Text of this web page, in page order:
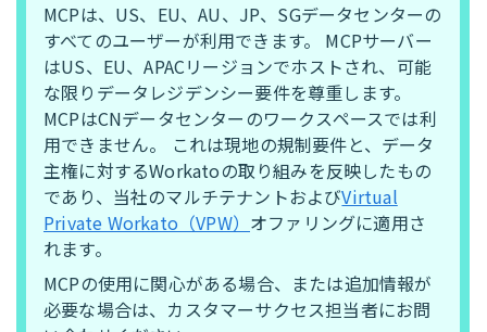
MCPは、US、EU、AU、JP、SGデータセンターの
すべてのユーザーが利用できます。 MCPサーバー
はUS、EU、APACリージョンでホストされ、可能
な限りデータレジデンシー要件を尊重します。
MCPはCNデータセンターのワークスペースでは利
用できません。 これは現地の規制要件と、データ
主権に対するWorkatoの取り組みを反映したもの
であり、当社のマルチテナントおよびVirtual
Private Workato（VPW） オファリングに適用さ
れます。
MCPの使用に関心がある場合、または追加情報が
必要な場合は、カスタマーサクセス担当者にお問